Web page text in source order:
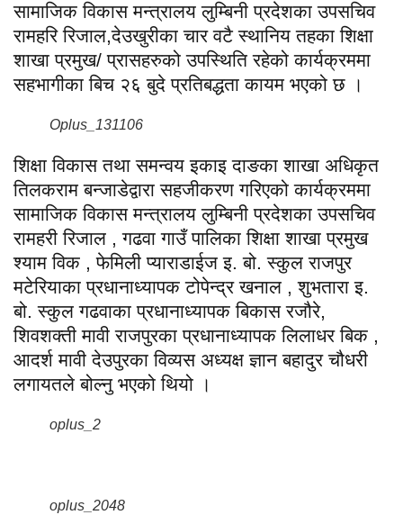
सामाजिक विकास मन्त्रालय लुम्बिनी प्रदेशका उपसचिव
रामहरि रिजाल,देउखुरीका चार वटै स्थानिय तहका शिक्षा
शाखा प्रमुख/ प्रासहरुको उपस्थिति रहेको कार्यक्रममा
सहभागीका बिच २६ बुदे प्रतिबद्धता कायम भएको छ ।
Oplus_131106
शिक्षा विकास तथा समन्वय इकाइ दाङका शाखा अधिकृत
तिलकराम बन्जाडेद्वारा सहजीकरण गरिएको कार्यक्रममा
सामाजिक विकास मन्त्रालय लुम्बिनी प्रदेशका उपसचिव
रामहरी रिजाल , गढवा गाउँ पालिका शिक्षा शाखा प्रमुख
श्याम विक , फेमिली प्याराडाईज इ. बो. स्कुल राजपुर
मटेरियाका प्रधानाध्यापक टोपेन्द्र खनाल , शुभतारा इ.
बो. स्कुल गढवाका प्रधानाध्यापक बिकास रजौरे,
शिवशक्ती मावी राजपुरका प्रधानाध्यापक लिलाधर बिक ,
आदर्श मावी देउपुरका विव्यस अध्यक्ष ज्ञान बहादुर चौधरी
लगायतले बोल्नु भएको थियो ।
oplus_2
oplus_2048